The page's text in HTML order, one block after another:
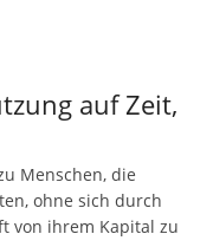
auf Zeit,
Menschen, die
ohne sich durch
von ihrem Kapital zu